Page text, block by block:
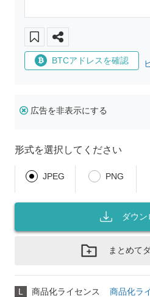
BTCアドレスを確認
広告を非表示にする
形式を選択してください
JPEG PNG
ダウン
まとめて
L 商品化ライセンス 商品化ラ